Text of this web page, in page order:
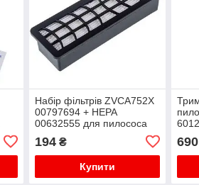
Набір фільтрів ZVCA752X
00797694 + HEPA
00632555 для пилососа
194₴
Купити
690